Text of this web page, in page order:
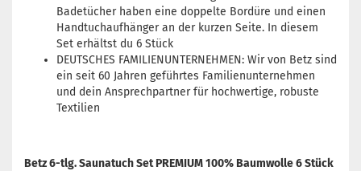
Badetücher haben eine doppelte Bordüre und einen
Handtuchaufhänger an der kurzen Seite. In diesem
Set erhältst du 6 Stück
DEUTSCHES FAMILIENUNTERNEHMEN: Wir von Betz sind
ein seit 60 Jahren geführtes Familienunternehmen
und dein Ansprechpartner für hochwertige, robuste
Textilien
Betz 6-tlg. Saunatuch Set PREMIUM 100% Baumwolle 6 Stück